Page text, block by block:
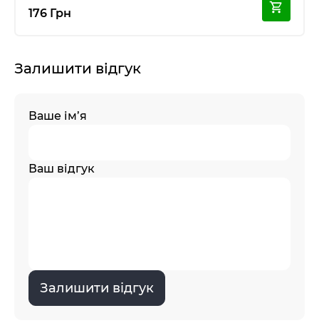
176 Грн
Залишити відгук
Ваше ім’я
Ваш відгук
Залишити відгук